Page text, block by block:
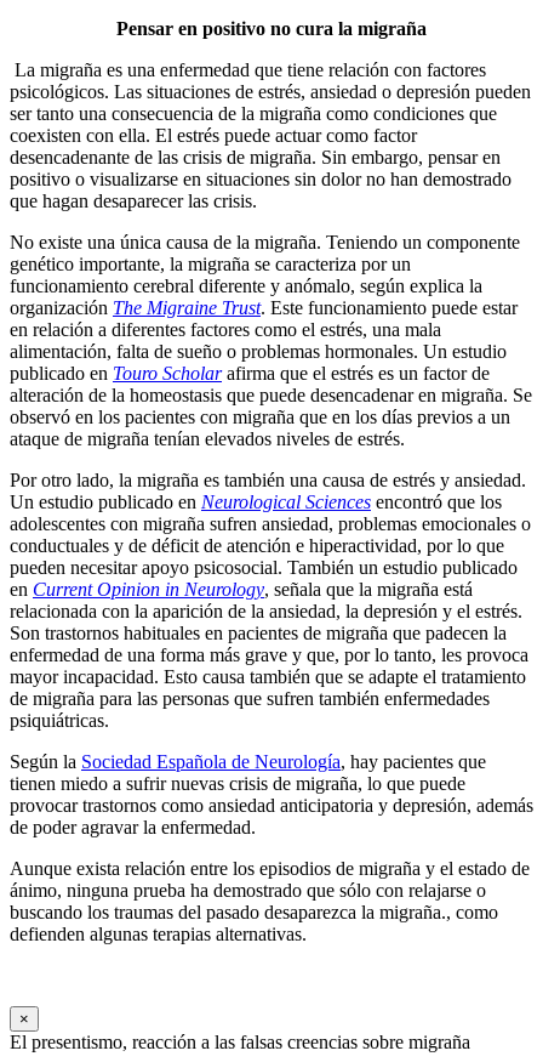
Pensar en positivo no cura la migraña
La migraña es una enfermedad que tiene relación con factores
psicológicos. Las situaciones de estrés, ansiedad o depresión pueden
ser tanto una consecuencia de la migraña como condiciones que
coexisten con ella. El estrés puede actuar como factor
desencadenante de las crisis de migraña. Sin embargo, pensar en
positivo o visualizarse en situaciones sin dolor no han demostrado
que hagan desaparecer las crisis.
No existe una única causa de la migraña. Teniendo un componente
genético importante, la migraña se caracteriza por un
funcionamiento cerebral diferente y anómalo, según explica la
organización The Migraine Trust. Este funcionamiento puede estar
en relación a diferentes factores como el estrés, una mala
alimentación, falta de sueño o problemas hormonales. Un estudio
publicado en Touro Scholarafirma que el estrés es un factor de
alteración de la homeostasis que puede desencadenar en migraña. Se
observó en los pacientes con migraña que en los días previos a un
ataque de migraña tenían elevados niveles de estrés.
Por otro lado, la migraña es también una causa de estrés y ansiedad.
Un estudio publicado en Neurological Sciences encontró que los
adolescentes con migraña sufren ansiedad, problemas emocionales o
conductuales y de déficit de atención e hiperactividad, por lo que
pueden necesitar apoyo psicosocial. También un estudio publicado
en Current Opinion in Neurology, señala que la migraña está
relacionada con la aparición de la ansiedad, la depresión y el estrés.
Son trastornos habituales en pacientes de migraña que padecen la
enfermedad de una forma más grave y que, por lo tanto, les provoca
mayor incapacidad. Esto causa también que se adapte el tratamiento
de migraña para las personas que sufren también enfermedades
psiquiátricas.
Según la Sociedad Española de Neurología, hay pacientes que
tienen miedo a sufrir nuevas crisis de migraña, lo que puede
provocar trastornos como ansiedad anticipatoria y depresión, además
de poder agravar la enfermedad.
Aunque exista relación entre los episodios de migraña y el estado de
ánimo, ninguna prueba ha demostrado que sólo con relajarse o
buscando los traumas del pasado desaparezca la migraña., como
defienden algunas terapias alternativas.
×
El presentismo, reacción a las falsas creencias sobre migraña